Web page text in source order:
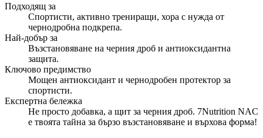
Подходящ за
Спортисти, активно трениращи, хора с нужда от
чернодробна подкрепа.
Най-добър за
Възстановяване на черния дроб и антиоксидантна
защита.
Ключово предимство
Мощен антиоксидант и чернодробен протектор за
спортисти.
Експертна бележка
Не просто добавка, а щит за черния дроб. 7Nutrition NAC
е твоята тайна за бързо възстановяване и върхова форма!